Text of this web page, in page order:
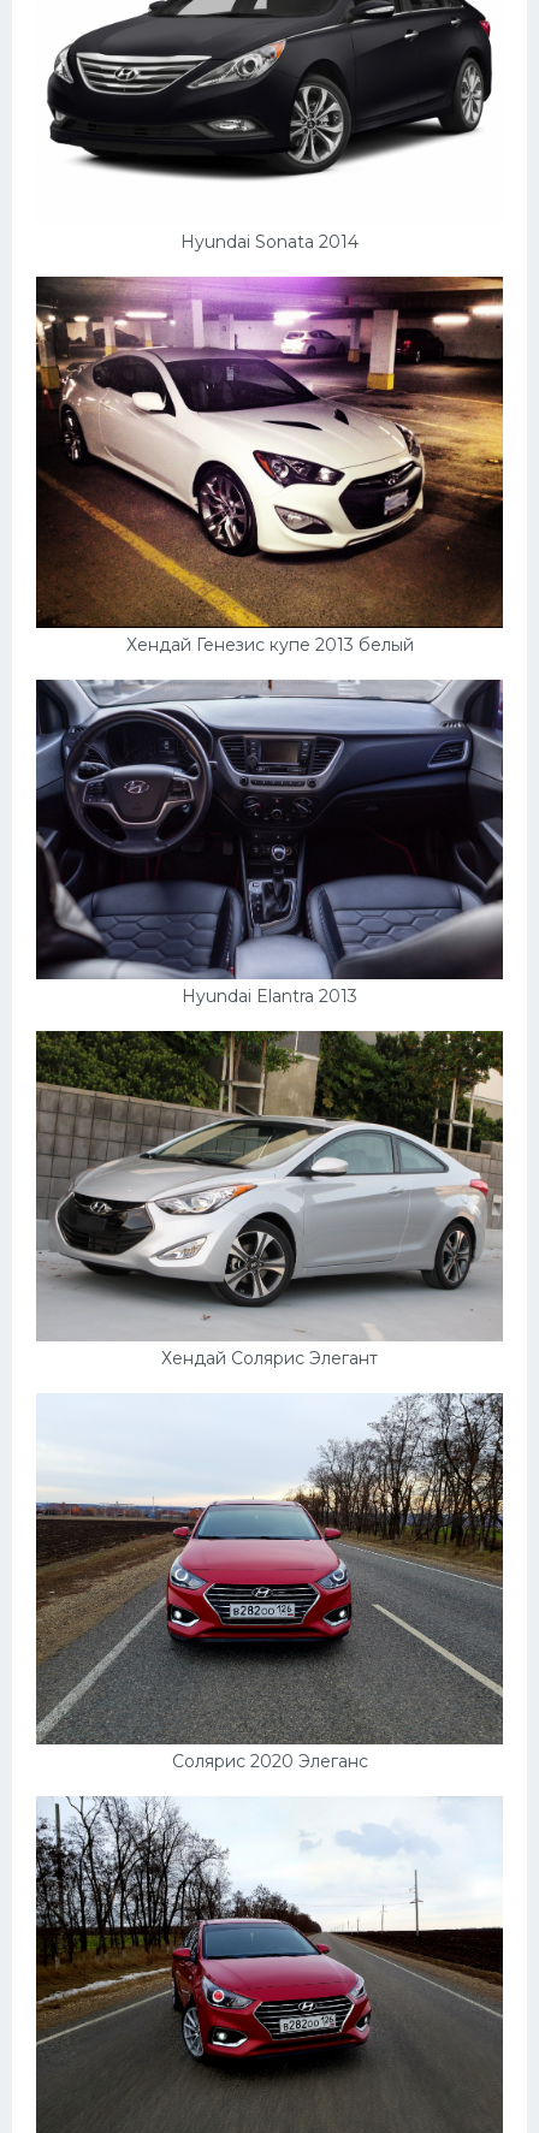
Hyundai Sonata 2014
Хендай Генезис купе 2013 белый
Hyundai Elantra 2013
Хендай Солярис Элегант
Солярис 2020 Элеганс